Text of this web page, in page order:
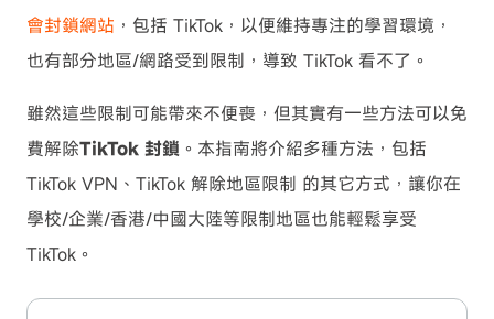
會封鎖網站 ，包括 TikTok，以便維持專注的學習環境，
也有部分地區/網路受到限制，導致 TikTok 看不了。
雖然這些限制可能帶來不便喪，但其實有一些方法可以免
費解除TikTok 封鎖 。本指南將介紹多種方法，包括
TikTok VPN、TikTok 解除地區限制 的其它方式，讓你在
學校/企業/香港/中國大陸等限制地區也能輕鬆享受
TikTok。